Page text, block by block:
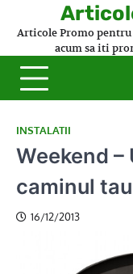
Articole Promo
acum sa iti
INSTALATII
Weekend –
caminul tau
16/12/2013